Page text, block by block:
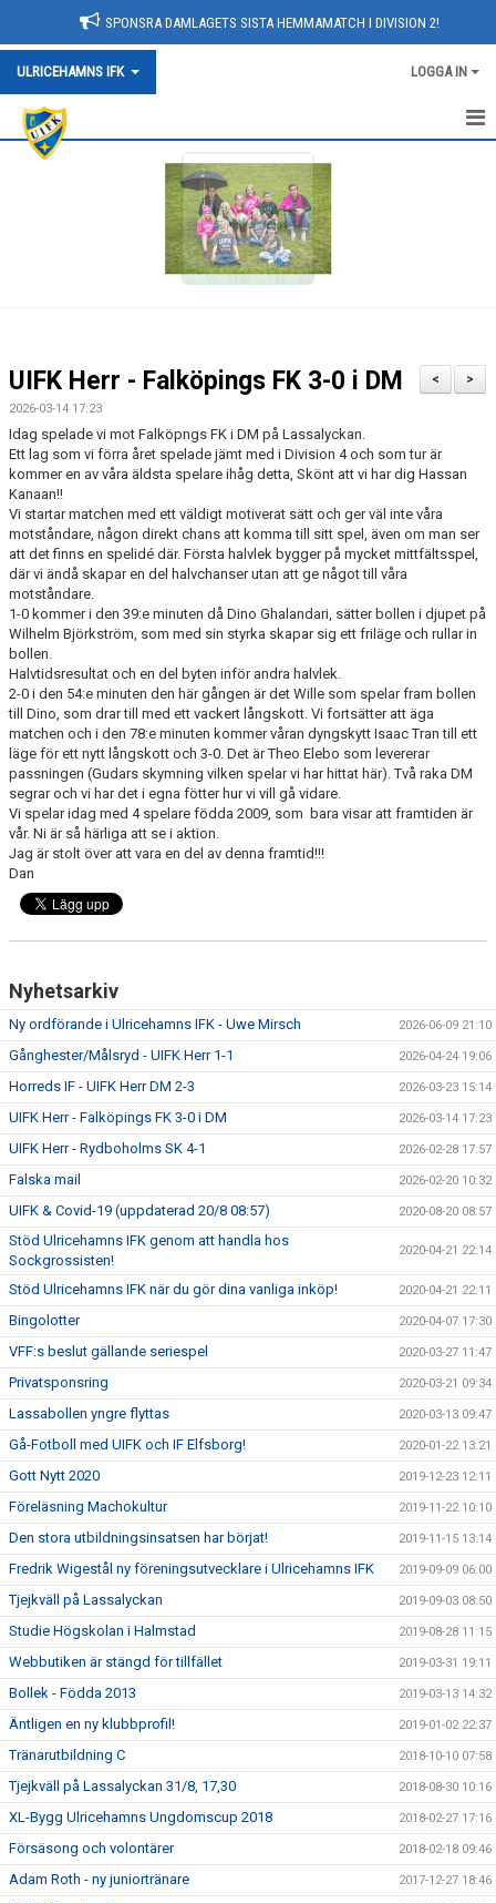
SPONSRA DAMLAGETS SISTA HEMMAMATCH I DIVISION 2!
ULRICEHAMNS IFK LOGGA IN
HEM
SPONSORER
ARRANGEMANG
UTBILDNING
DOKUMENT
FOTBOLLSHALLEN
INTEGRITETSPOLICY
WEBSHOP
>
<
UIFK Herr - Falköpings FK 3-0 i DM
2026-03-14 17:23
Idag spelade vi mot Falköpngs FK i DM på Lassalyckan.
Ett lag som vi förra året spelade jämt med i Division 4 och som tur är
kommer en av våra äldsta spelare ihåg detta, Skönt att vi har dig Hassan
Kanaan!!
Vi startar matchen med ett väldigt motiverat sätt och ger väl inte våra
motståndare, någon direkt chans att komma till sitt spel, även om man ser
att det finns en spelidé där. Första halvlek bygger på mycket mittfältsspel,
där vi ändå skapar en del halvchanser utan att ge något till våra
motståndare.
1-0 kommer i den 39:e minuten då Dino Ghalandari, sätter bollen i djupet på
Wilhelm Björkström, som med sin styrka skapar sig ett friläge och rullar in
bollen.
Halvtidsresultat och en del byten inför andra halvlek.
2-0 i den 54:e minuten den här gången är det Wille som spelar fram bollen
till Dino, som drar till med ett vackert långskott. Vi fortsätter att äga
matchen och i den 78:e minuten kommer våran dyngskytt Isaac Tran till ett
läge för ett nytt långskott och 3-0. Det är Theo Elebo som levererar
passningen (Gudars skymning vilken spelar vi har hittat här). Två raka DM
segrar och vi har det i egna fötter hur vi vill gå vidare.
Vi spelar idag med 4 spelare födda 2009, som bara visar att framtiden är
vår. Ni är så härliga att se i aktion.
Jag är stolt över att vara en del av denna framtid!!!
Dan
Nyhetsarkiv
Ny ordförande i Ulricehamns IFK - Uwe Mirsch 2026-06-09 21:10
Gånghester/Målsryd - UIFK Herr 1-1 2026-04-24 19:06
Horreds IF - UIFK Herr DM 2-3 2026-03-23 15:14
UIFK Herr - Falköpings FK 3-0 i DM 2026-03-14 17:23
UIFK Herr - Rydboholms SK 4-1 2026-02-28 17:57
Falska mail 2026-02-20 10:32
UIFK & Covid-19 (uppdaterad 20/8 08:57) 2020-08-20 08:57
Stöd Ulricehamns IFK genom att handla hos
Sockgrossisten!
2020-04-21 22:14
Stöd Ulricehamns IFK när du gör dina vanliga inköp! 2020-04-21 22:11
Bingolotter 2020-04-07 17:30
VFF:s beslut gällande seriespel 2020-03-27 11:47
Privatsponsring 2020-03-21 09:34
Lassabollen yngre flyttas 2020-03-13 09:47
Gå-Fotboll med UIFK och IF Elfsborg! 2020-01-22 13:21
Gott Nytt 2020 2019-12-23 12:11
Föreläsning Machokultur 2019-11-22 10:10
Den stora utbildningsinsatsen har börjat! 2019-11-15 13:14
Fredrik Wigestål ny föreningsutvecklare i Ulricehamns IFK 2019-09-09 06:00
Tjejkväll på Lassalyckan 2019-09-03 08:50
Studie Högskolan i Halmstad 2019-08-28 11:15
Webbutiken är stängd för tillfället 2019-03-31 19:11
Bollek - Födda 2013 2019-03-13 14:32
Äntligen en ny klubbprofil! 2019-01-02 22:37
Tränarutbildning C 2018-10-10 07:58
Tjejkväll på Lassalyckan 31/8, 17,30 2018-08-30 10:16
XL-Bygg Ulricehamns Ungdomscup 2018 2018-02-27 17:16
Försäsong och volontärer 2018-02-18 09:46
Adam Roth - ny juniortränare 2017-12-27 18:46